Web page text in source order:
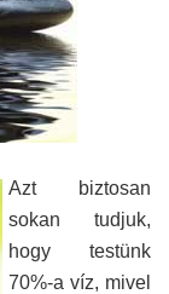
Azt biztosan
sokan tudjuk,
hogy testünk
70%-a víz, mivel